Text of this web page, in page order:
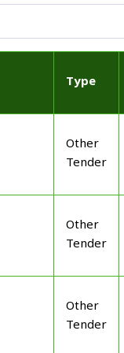
Type
Other
Tender
Other
Tender
Other
Tender